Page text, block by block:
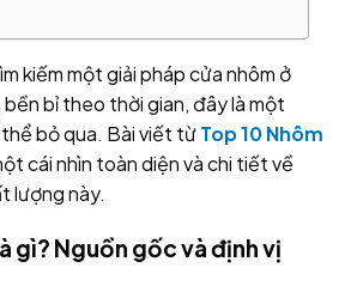
kiếm một giải pháp cửa nhôm ở
bỉ theo thời gian, đây là một
bỏ qua. Bài viết từTop 10 Nhôm
cái nhìn toàn diện và chi tiết về
lượng này.
gì? Nguồn gốc và định vị